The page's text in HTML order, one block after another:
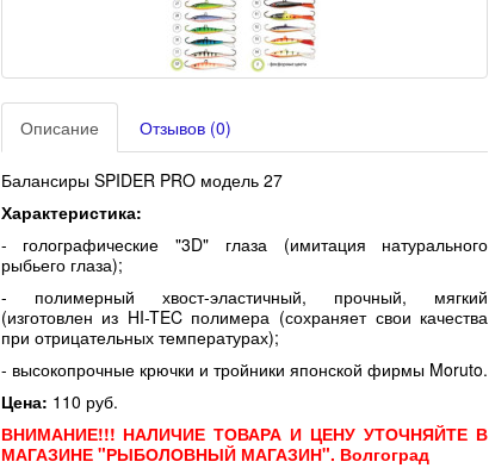
Описание Отзывов (0)
Балансиры SPIDER PRO модель 27
Характеристика:
- голографические "3D" глаза (имитация натурального
рыбьего глаза);
- полимерный хвост-эластичный, прочный, мягкий
(изготовлен из HI-TEC полимера (сохраняет свои качества
при отрицательных температурах);
- высокопрочные крючки и тройники японской фирмы Moruto.
Цена: 110 руб.
ВНИМАНИЕ!!! НАЛИЧИЕ ТОВАРА И ЦЕНУ УТОЧНЯЙТЕ В
МАГАЗИНЕ "РЫБОЛОВНЫЙ МАГАЗИН". Волгоград